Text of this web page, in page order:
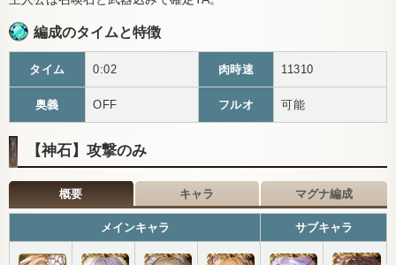
編成のタイムと特徴
タイム 0:02 肉時速 11310
奥義 OFF フルオ 可能
【神石】攻撃のみ
概要 キャラ マグナ編成
メインキャラ サブキャラ